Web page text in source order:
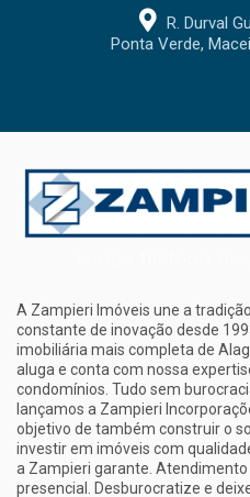
R. Durval
Ponta Verde,
A Zampieri Imóveis une a
constante de inovação desde
imobiliária mais completa de
aluga e conta com nossa
condomínios. Tudo sem
lançamos a Zampieri
objetivo de também construir o
investir em imóveis com
a Zampieri garante.
presencial. Desburocratize e